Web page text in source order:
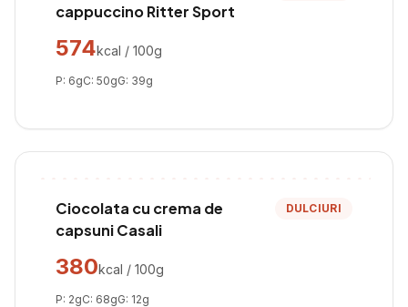
cappuccino Ritter Sport
574kcal / 100g
P: 6gC: 50gG: 39g
Ciocolata cu crema de
capsuni Casali
DULCIURI
380kcal / 100g
P: 2gC: 68gG: 12g